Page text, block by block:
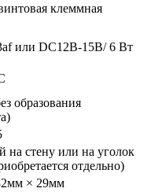
клеммная
или DC12В-15В/ 6 Вт
образования
на стену или на уголок
отдельно)
× 29мм